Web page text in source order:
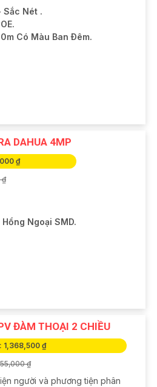
Sắc Nét .
Có Màu Ban Ðêm.
DAHUA 4MP
₫
₫
Ngoại SMD.
ĐÀM THOẠI 2 CHIỀU
1,368,500 ₫
₫
người và phương tiện phân